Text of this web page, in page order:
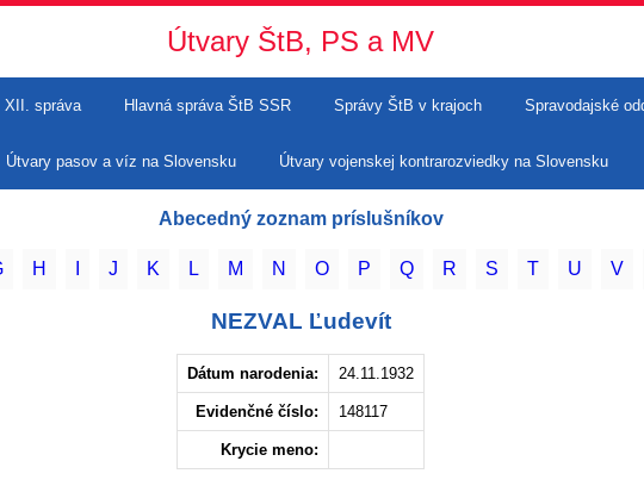
Útvary ŠtB, PS a MV
XII. správa Hlavná správa ŠtB SSR Správy ŠtB v krajoch Spravodajské
Útvary pasov a víz na Slovensku Útvary vojenskej kontrarozviedky na Slovensku
Abecedný zoznam príslušníkov
H J K L M N O P Q R S T U V
NEZVAL Ľudevít
Dátum narodenia: 24.11.1932
Evidenčné číslo: 148117
Krycie meno: